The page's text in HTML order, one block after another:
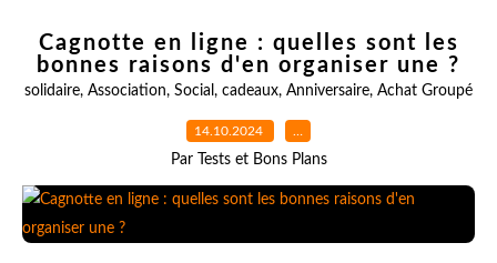
Cagnotte en ligne : quelles sont les
bonnes raisons d'en organiser une ?
solidaire, Association, Social , cadeaux, Anniversaire, Achat Groupé
14.10.2024 …
Par Tests et Bons Plans